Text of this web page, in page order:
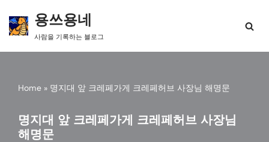
콘
용쓰용네
사람을 기록하는 블로그
Home » 명지대 앞 크레페가게 크레페허브 사장님 해명문
명지대 앞 크레페가게 크레페허브 사장님
해명문